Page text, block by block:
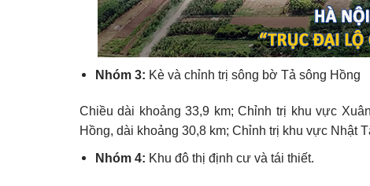
Nhóm 3: Kè và chỉnh trị sông bờ Tả sông Hồng
Chiều dài khoảng 33,9 km; Chỉnh trị khu vực
Hồng, dài khoảng 30,8 km; Chỉnh trị khu vực Nhật
Nhóm 4: Khu đô thị định cư và tái thiết.